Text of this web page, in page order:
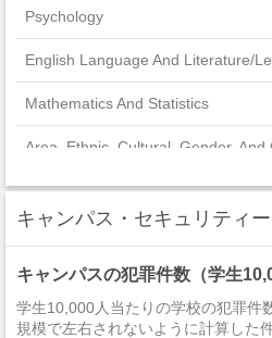
Psychology
English Language And Literature/
Mathematics And Statistics
Area, Ethnic, Cultural, Gender, And
Foreign Languages, Literatures,
History
Natural Resources And
Parks, Recreation, Leisure, And
キャンパス・セキュリティー
キャンパスの犯罪件数（学生
学生10,000人当たりの学校の犯罪件
規模で左右されないように計算した